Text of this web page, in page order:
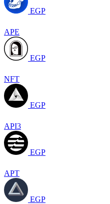
EGP
APE
EGP
NFT
EGP
API3
EGP
APT
EGP